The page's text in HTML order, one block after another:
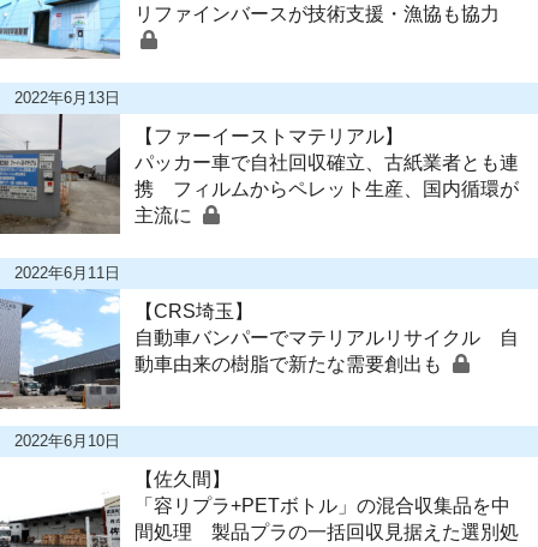
リファインバースが技術支援・漁協も協力
2022年6月13日
【ファーイーストマテリアル】
パッカー車で自社回収確立、古紙業者とも連
携 フィルムからペレット生産、国内循環が
主流に
2022年6月11日
【CRS埼玉】
自動車バンパーでマテリアルリサイクル 自
動車由来の樹脂で新たな需要創出も
2022年6月10日
【佐久間】
「容リプラ+PETボトル」の混合収集品を中
間処理 製品プラの一括回収見据えた選別処